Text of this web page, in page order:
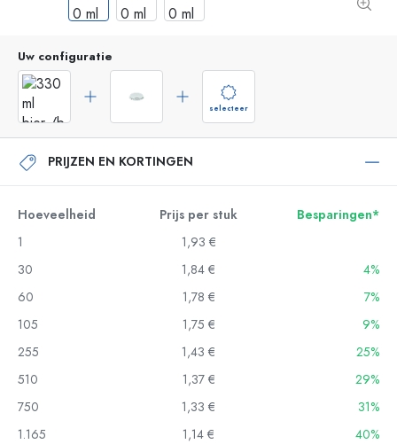
Uw configuratie
selecteer
PRIJZEN EN KORTINGEN
Hoeveelheid Prijs per stuk
Besparingen*
1
1,93 €
30
1,84 €
4%
60
1,78 €
7%
105
1,75 €
9%
255
1,43 €
25%
510
1,37 €
29%
750
1,33 €
31%
1.165
1,14 € 40%